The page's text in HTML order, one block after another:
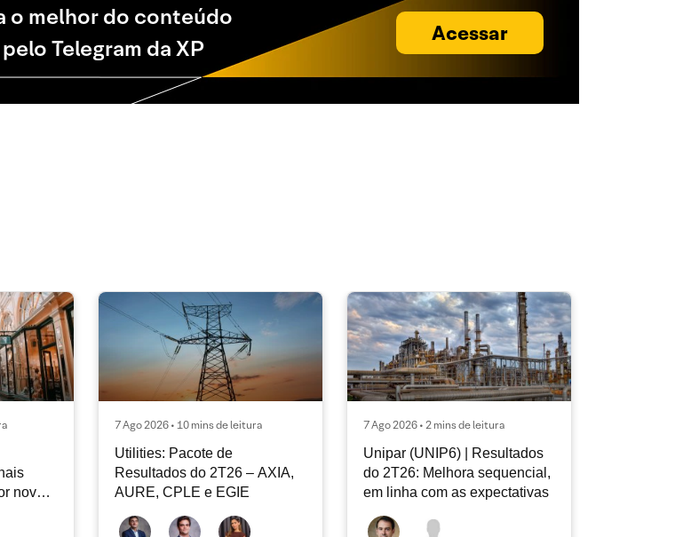
o melhor do conteúdo
Telegram da XP
Acessar
nova
7 Ago 2026 • 10 mins de leitura
Utilities: Pacote de
Resultados do 2T26 – AXIA,
AURE, CPLE e EGIE
7 Ago 2026 • 2 mins de leitura
Unipar (UNIP6) | Resultados
do 2T26: Melhora sequencial,
em linha com as expectativas